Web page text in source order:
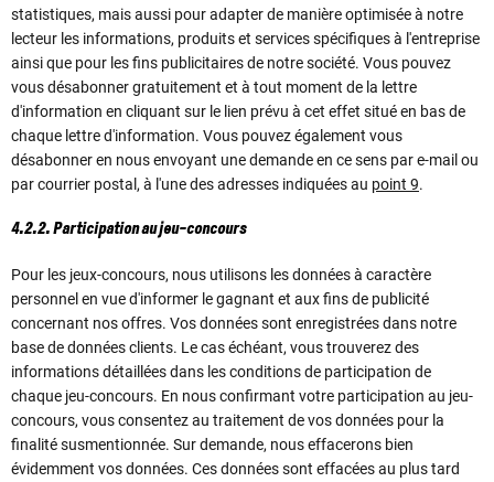
statistiques, mais aussi pour adapter de manière optimisée à notre
lecteur les informations, produits et services spécifiques à l'entreprise
ainsi que pour les fins publicitaires de notre société. Vous pouvez
vous désabonner gratuitement et à tout moment de la lettre
d'information en cliquant sur le lien prévu à cet effet situé en bas de
chaque lettre d'information. Vous pouvez également vous
désabonner en nous envoyant une demande en ce sens par e-mail ou
par courrier postal, à l'une des adresses indiquées au point 9.
4.2.2. Participation au jeu-concours
Pour les jeux-concours, nous utilisons les données à caractère
personnel en vue d'informer le gagnant et aux fins de publicité
concernant nos offres. Vos données sont enregistrées dans notre
base de données clients. Le cas échéant, vous trouverez des
informations détaillées dans les conditions de participation de
chaque jeu-concours. En nous confirmant votre participation au jeu-
concours, vous consentez au traitement de vos données pour la
finalité susmentionnée. Sur demande, nous effacerons bien
évidemment vos données. Ces données sont effacées au plus tard